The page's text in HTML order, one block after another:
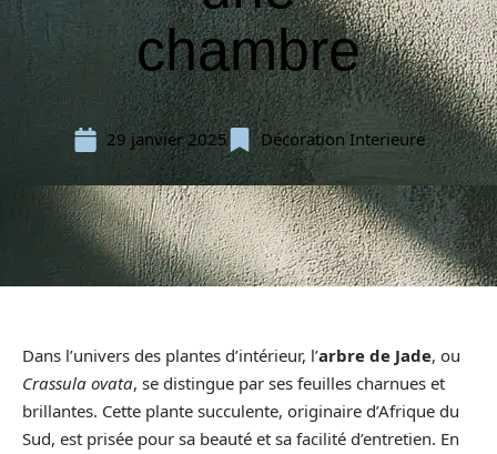
chambre
29 janvier 2025 Décoration Interieure
Dans l’univers des plantes d’intérieur, l’arbre de Jade, ou
Crassula ovata, se distingue par ses feuilles charnues et
brillantes. Cette plante succulente, originaire d’Afrique du
Sud, est prisée pour sa beauté et sa facilité d’entretien. En